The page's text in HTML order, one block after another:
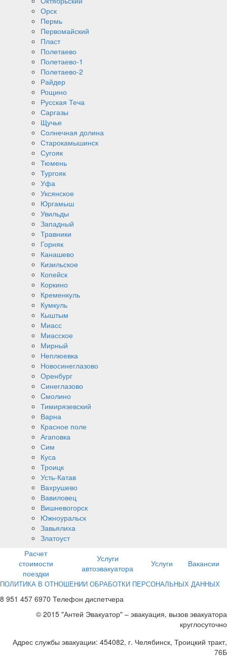
Орск
Пермь
Первомайский
Пласт
Полетаево
Полетаево-1
Полетаево-2
Райдер
Рощино
Русская Теча
Саргазы
Щучье
Солнечная долина
Старокамышинск
Сугояк
Тюмень
Тургояк
Уфа
Уксянское
Юргамыш
Увильды
Западный
Травники
Горняк
Канашево
Кизильское
Копейск
Коркино
Кременкуль
Кумкуль
Кыштым
Миасс
Миасское
Мирный
Неплюевка
Новосинеглазово
Оренбург
Синеглазово
Cмолино
Тимирязевский
Варна
Красное поле
Агаповка
Сим
Куса
Троицк
Усть-Катав
Вахрушево
Вавиловец
Вишневогорск
Южноуральск
Завьялиха
Златоуст
Расчет
стоимости
поездки
Услуги
автоэвакуатора
Услуги Вакансии
ПОЛИТИКА В ОТНОШЕНИИ ОБРАБОТКИ ПЕРСОНАЛЬНЫХ ДАННЫХ
8 951 457 6970 Телефон диспетчера
© 2015 "Антей Эвакуатор" – эвакуация, вызов эвакуатора
круглосуточно
Адрес службы эвакуации: 454082, г. Челябинск, Троицкий тракт,
76Б